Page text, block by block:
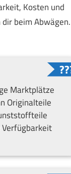
Kosten und
beim Abwägen.
Marktplätze
Originalteile
Verfügbarkeit